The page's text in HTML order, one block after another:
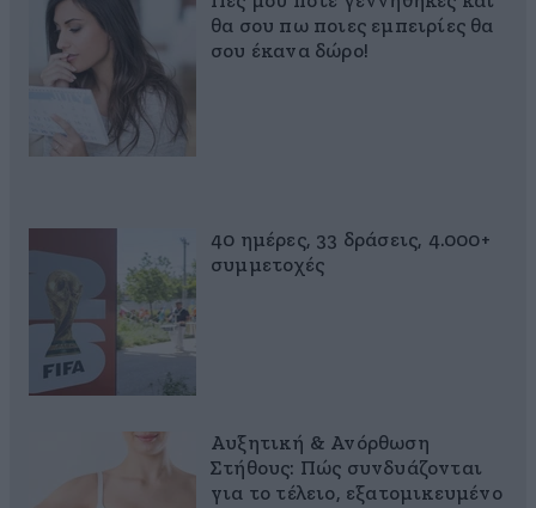
θα σου πω ποιες εμπειρίες θα
σου έκανα δώρο!
40 ημέρες, 33 δράσεις, 4.000+
συμμετοχές
Αυξητική & Ανόρθωση
Στήθους: Πώς συνδυάζονται
για το τέλειο, εξατομικευμένο